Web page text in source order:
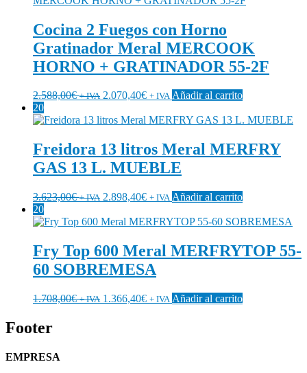
Cocina 2 Fuegos con Horno
Gratinador Meral MERCOOK
HORNO + GRATINADOR 55-2F
2.588,00€ + IVA 2.070,40€ + IVA Añadir al carrito
20
Freidora 13 litros Meral MERFRY
GAS 13 L. MUEBLE
3.623,00€ + IVA 2.898,40€ + IVA Añadir al carrito
20
Fry Top 600 Meral MERFRYTOP 55-
60 SOBREMESA
1.708,00€ + IVA 1.366,40€ + IVA Añadir al carrito
Footer
EMPRESA